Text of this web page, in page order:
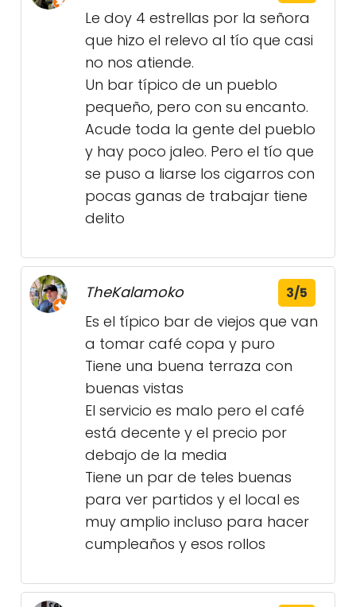
Le doy 4 estrellas por la señora
que hizo el relevo al tío que casi
no nos atiende.
Un bar típico de un pueblo
pequeño, pero con su encanto.
Acude toda la gente del pueblo
y hay poco jaleo. Pero el tío que
se puso a liarse los cigarros con
pocas ganas de trabajar tiene
delito
TheKalamoko 3/5
Es el típico bar de viejos que van
a tomar café copa y puro
Tiene una buena terraza con
buenas vistas
El servicio es malo pero el café
está decente y el precio por
debajo de la media
Tiene un par de teles buenas
para ver partidos y el local es
muy amplio incluso para hacer
cumpleaños y esos rollos